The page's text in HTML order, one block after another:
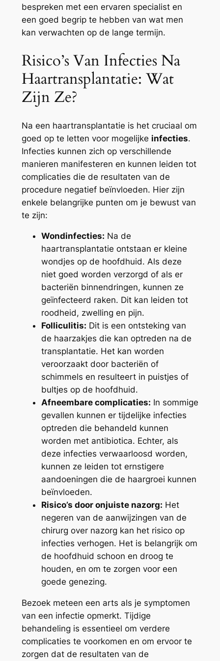
bespreken met een ervaren specialist en
een goed begrip te hebben van wat men
kan verwachten op de lange termijn.
Risico’s Van Infecties Na
Haartransplantatie: Wat
Zijn Ze?
Na een haartransplantatie is het cruciaal om
goed op te letten voor mogelijke infecties.
Infecties kunnen zich op verschillende
manieren manifesteren en kunnen leiden tot
complicaties die de resultaten van de
procedure negatief beïnvloeden. Hier zijn
enkele belangrijke punten om je bewust van
te zijn:
Wondinfecties: Na de
haartransplantatie ontstaan er kleine
wondjes op de hoofdhuid. Als deze
niet goed worden verzorgd of als er
bacteriën binnendringen, kunnen ze
geïnfecteerd raken. Dit kan leiden tot
roodheid, zwelling en pijn.
Folliculitis: Dit is een ontsteking van
de haarzakjes die kan optreden na de
transplantatie. Het kan worden
veroorzaakt door bacteriën of
schimmels en resulteert in puistjes of
bultjes op de hoofdhuid.
Afneembare complicaties: In sommige
gevallen kunnen er tijdelijke infecties
optreden die behandeld kunnen
worden met antibiotica. Echter, als
deze infecties verwaarloosd worden,
kunnen ze leiden tot ernstigere
aandoeningen die de haargroei kunnen
beïnvloeden.
Risico’s door onjuiste nazorg: Het
negeren van de aanwijzingen van de
chirurg over nazorg kan het risico op
infecties verhogen. Het is belangrijk om
de hoofdhuid schoon en droog te
houden, en om te zorgen voor een
goede genezing.
Bezoek meteen een arts als je symptomen
van een infectie opmerkt. Tijdige
behandeling is essentieel om verdere
complicaties te voorkomen en om ervoor te
zorgen dat de resultaten van de